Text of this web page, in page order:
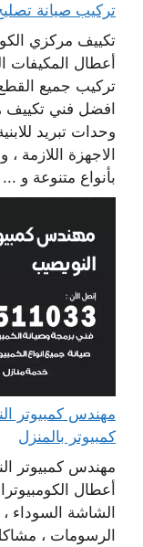
تركيب صيانة
تكييف مركزي
أعطال المكيفات
تركيب جميع القطع
افضل فني تكييف
وحدات تبريد
الاجهزة اللازمة
بأنواع متنوعة و ...
كمبيوتر بالمنزل
مهندس كمبيوتر
أعطال
الشاشة
الرسومات ،